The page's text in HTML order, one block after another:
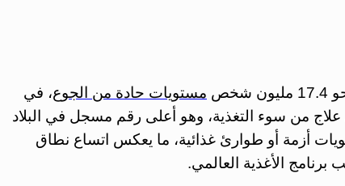
مستويات حادة من الجوع، في
وطفل إلى علاج من سوء التغذية، وهو أعلى رقم مسجل في البلاد
أزمة أو طوارئ غذائية، ما يعكس اتساع نطاق
الأغذية العالمي.